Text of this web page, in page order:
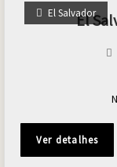
El Salvador
El
Ver detalhes